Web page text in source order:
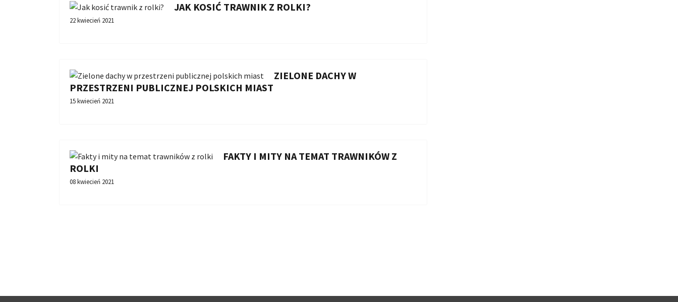
JAK KOSIĆ TRAWNIK Z ROLKI?
22 kwiecień 2021
ZIELONE DACHY W
PRZESTRZENI PUBLICZNEJ POLSKICH MIAST
15 kwiecień 2021
FAKTY I MITY NA TEMAT TRAWNIKÓW Z
ROLKI
08 kwiecień 2021